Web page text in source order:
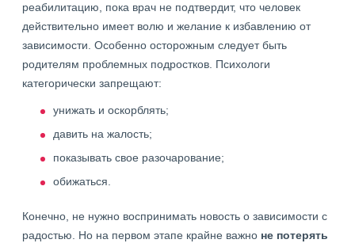
реабилитацию, пока врач не подтвердит, что человек
действительно имеет волю и желание к избавлению от
зависимости. Особенно осторожным следует быть
родителям проблемных подростков. Психологи
категорически запрещают:
унижать и оскорблять;
давить на жалость;
показывать свое разочарование;
обижаться.
Конечно, не нужно воспринимать новость о зависимости с
радостью. Но на первом этапе крайне важно не потерять